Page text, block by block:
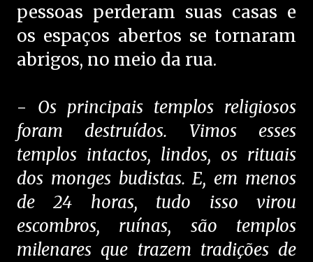
pessoas perderam suas casas e
os espaços abertos se tornaram
abrigos, no meio da rua.
- Os principais templos religiosos
foram destruídos. Vimos esses
templos intactos, lindos, os rituais
dos monges budistas. E, em menos
de 24 horas, tudo isso virou
escombros, ruínas, são templos
milenares que trazem tradições de